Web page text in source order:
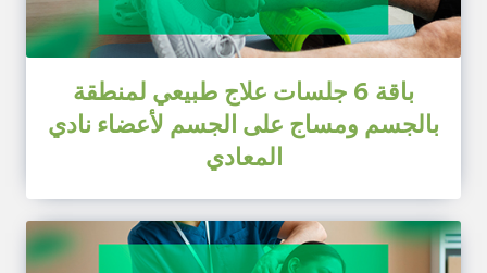
باقة 6 جلسات علاج طبيعي لمنطقة
بالجسم ومساج على الجسم لأعضاء نادي
المعادي